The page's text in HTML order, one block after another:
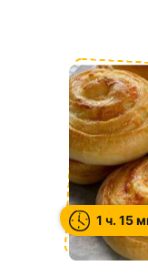
1 ч. 15